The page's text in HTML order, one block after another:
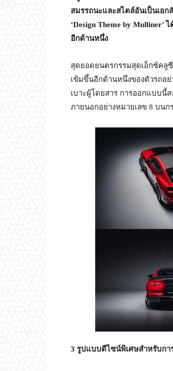
สมรรถนะและสไตล์อันเป็นเอ
‘Design Theme by Mulliner’
อีกด้านหนึ่ง
สุดยอดยนตรกรรมสุดเอ็กซ์คลู
เข้มขึ้นอีกด้านหนึ่งของตัวรถอ
เบาะผู้โดยสาร การออกแบบนี้ส
ภายนอกอย่างหมายเลข 8 บน
3 รูปแบบดีไซน์พิเศษสำหรับกา